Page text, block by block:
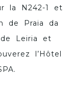
la N242-1 et
de Praia da
Leiria et
l’Hôtel